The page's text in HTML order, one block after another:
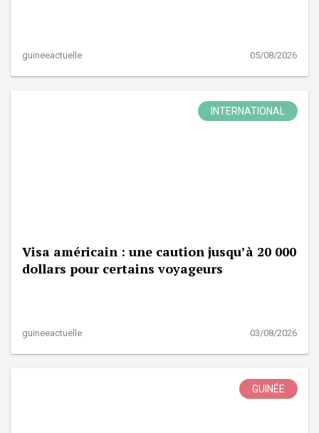
guineeactuelle 05/08/2026
INTERNATIONAL
Visa américain : une caution jusqu’à 20 000
dollars pour certains voyageurs
guineeactuelle 03/08/2026
GUINÉE